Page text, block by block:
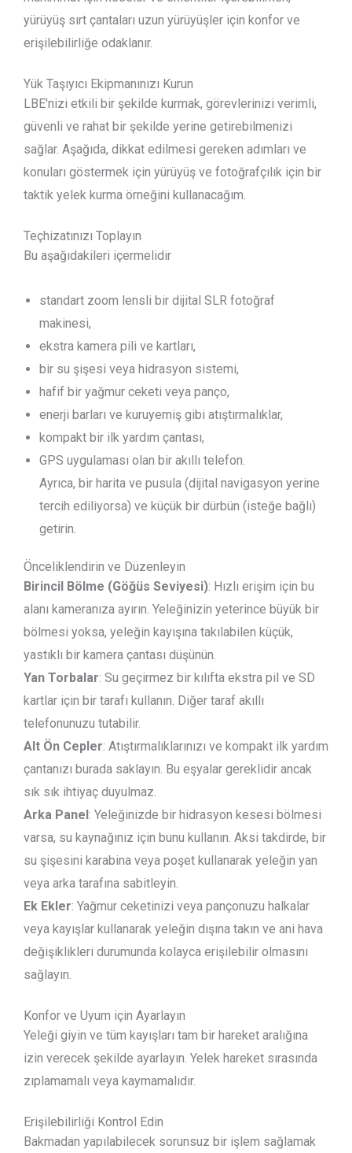
yürüyüş sırt çantaları uzun yürüyüşler için konfor ve
erişilebilirliğe odaklanır.
Yük Taşıyıcı Ekipmanınızı Kurun
LBE'nizi etkili bir şekilde kurmak, görevlerinizi verimli,
güvenli ve rahat bir şekilde yerine getirebilmenizi
sağlar. Aşağıda, dikkat edilmesi gereken adımları ve
konuları göstermek için yürüyüş ve fotoğrafçılık için bir
taktik yelek kurma örneğini kullanacağım.
Teçhizatınızı Toplayın
Bu aşağıdakileri içermelidir
standart zoom lensli bir dijital SLR fotoğraf
makinesi,
ekstra kamera pili ve kartları,
bir su şişesi veya hidrasyon sistemi,
hafif bir yağmur ceketi veya panço,
enerji barları ve kuruyemiş gibi atıştırmalıklar,
kompakt bir ilk yardım çantası,
GPS uygulaması olan bir akıllı telefon.
Ayrıca, bir harita ve pusula (dijital navigasyon yerine
tercih ediliyorsa) ve küçük bir dürbün (isteğe bağlı)
getirin.
Önceliklendirin ve Düzenleyin
Birincil Bölme (Göğüs Seviyesi): Hızlı erişim için bu
alanı kameranıza ayırın. Yeleğinizin yeterince büyük bir
bölmesi yoksa, yeleğin kayışına takılabilen küçük,
yastıklı bir kamera çantası düşünün.
Yan Torbalar: Su geçirmez bir kılıfta ekstra pil ve SD
kartlar için bir tarafı kullanın. Diğer taraf akıllı
telefonunuzu tutabilir.
Alt Ön Cepler: Atıştırmalıklarınızı ve kompakt ilk yardım
çantanızı burada saklayın. Bu eşyalar gereklidir ancak
sık sık ihtiyaç duyulmaz.
Arka Panel: Yeleğinizde bir hidrasyon kesesi bölmesi
varsa, su kaynağınız için bunu kullanın. Aksi takdirde, bir
su şişesini karabina veya poşet kullanarak yeleğin yan
veya arka tarafına sabitleyin.
Ek Ekler: Yağmur ceketinizi veya pançonuzu halkalar
veya kayışlar kullanarak yeleğin dışına takın ve ani hava
değişiklikleri durumunda kolayca erişilebilir olmasını
sağlayın.
Konfor ve Uyum için Ayarlayın
Yeleği giyin ve tüm kayışları tam bir hareket aralığına
izin verecek şekilde ayarlayın. Yelek hareket sırasında
zıplamamalı veya kaymamalıdır.
Erişilebilirliği Kontrol Edin
Bakmadan yapılabilecek sorunsuz bir işlem sağlamak